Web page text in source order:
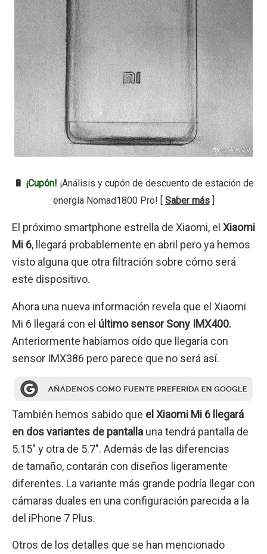
🔋 ¡Cupón! ¡Análisis y cupón de descuento de estación de
energía Nomad1800 Pro! [ Saber más]
El próximo smartphone estrella de Xiaomi, el Xiaomi
Mi 6, llegará probablemente en abril pero ya hemos
visto alguna que otra filtración sobre cómo será
este dispositivo.
Ahora una nueva información revela que el Xiaomi
Mi 6 llegará con el último sensor Sony IMX400.
Anteriormente habíamos oído que llegaría con
sensor IMX386 pero parece que no será así.
También hemos sabido que el Xiaomi Mi 6 llegará
en dos variantes de pantalla una tendrá pantalla de
5.15″ y otra de 5.7″. Además de las diferencias
de tamaño, contarán con diseños ligeramente
diferentes. La variante más grande podría llegar con
cámaras duales en una configuración parecida a la
del iPhone 7 Plus.
Otros de los detalles que se han mencionado